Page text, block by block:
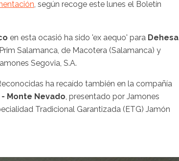
, según recoge este lunes el Boletín
en esta ocasió ha sido 'ex aequo' para Dehesa
Salamanca, de Macotera (Salamanca) y
Segovia, S.A.
ha recaído también en la compañía
Monte Nevado , presentado por Jamones
Tradicional Garantizada (ETG) Jamón